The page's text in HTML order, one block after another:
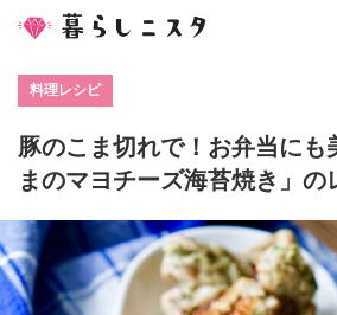
料理レシピ
豚のこま切れで！お弁当にも
まのマヨチーズ海苔焼き」の